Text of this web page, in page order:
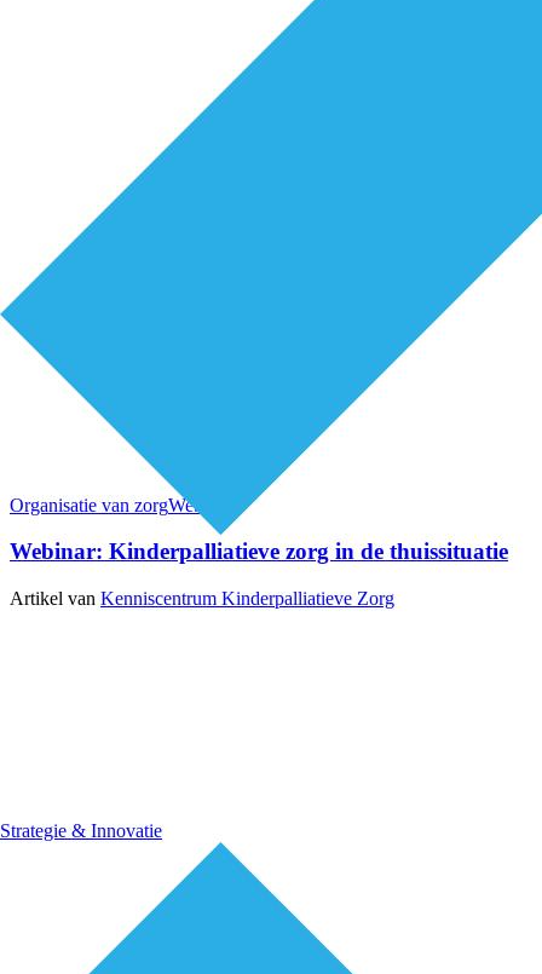
Strategie & Innovatie
Organisatie van zorgWebinars
Webinar: Kinderpalliatieve zorg in de thuissituatie
Artikel van Kenniscentrum Kinderpalliatieve Zorg